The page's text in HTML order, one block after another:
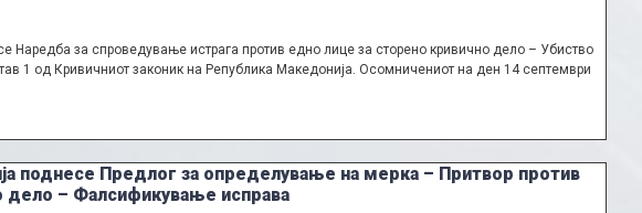
за спроведување истрага против едно лице за сторено кривично дело – Убиство
1 од Кривичниот законик на Република Македонија. Осомничениот на ден 14 септември
поднесе Предлог за определување на мерка – Притвор против
дело – Фалсификување исправа